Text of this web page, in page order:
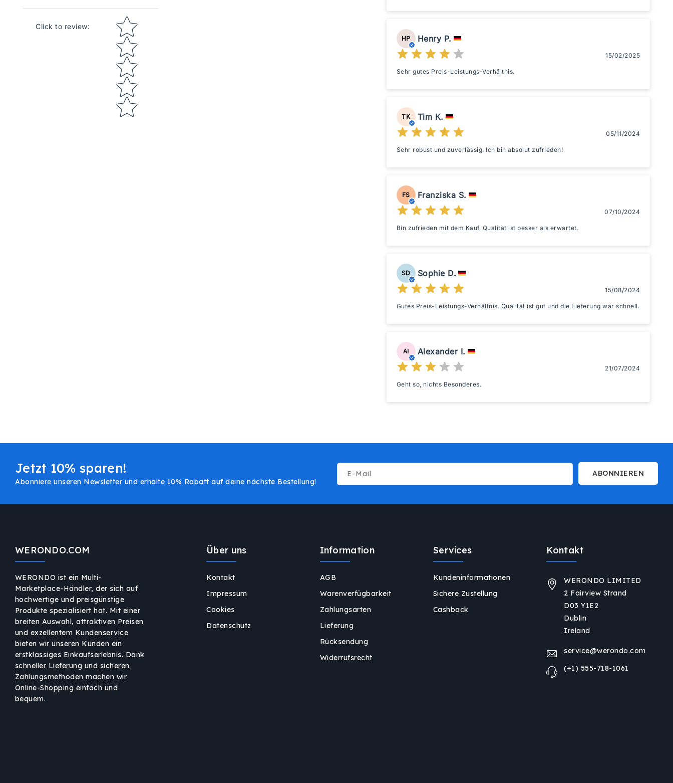
Click to review:
Star rating
HP Henry P.
15/02/2025
Sehr gutes Preis-Leistungs-Verhältnis.
TK Tim K.
05/11/2024
Sehr robust und zuverlässig. Ich bin absolut zufrieden!
FS Franziska S.
07/10/2024
Bin zufrieden mit dem Kauf, Qualität ist besser als erwartet.
SD Sophie D.
15/08/2024
Gutes Preis-Leistungs-Verhältnis. Qualität ist gut und die Lieferung war schnell.
AI Alexander I.
21/07/2024
Geht so, nichts Besonderes.
Jetzt 10% sparen!
Abonniere unseren Newsletter und erhalte 10% Rabatt auf deine nächste Bestellung!
E-Mail ABONNIEREN
Kontakt
WERONDO LIMITED
2 Fairview Strand
D03 Y1E2
Dublin
Ireland
service@werondo.com
(+1) 555-718-1061
Services
Kundeninformationen
Sichere Zustellung
Cashback
Information
AGB
Warenverfügbarkeit
Zahlungsarten
Lieferung
Rücksendung
Widerrufsrecht
Über uns
Kontakt
Impressum
Cookies
Datenschutz
WERONDO.COM
WERONDO ist ein Multi-
Marketplace-Händler, der sich auf
hochwertige und preisgünstige
Produkte spezialisiert hat. Mit einer
breiten Auswahl, attraktiven Preisen
und exzellentem Kundenservice
bieten wir unseren Kunden ein
erstklassiges Einkaufserlebnis. Dank
schneller Lieferung und sicheren
Zahlungsmethoden machen wir
Online-Shopping einfach und
bequem.